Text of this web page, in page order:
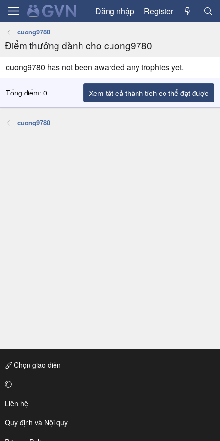
Đăng nhập Register
cuong9780
Điểm thưởng dành cho cuong9780
cuong9780 has not been awarded any trophies yet.
Tổng điểm: 0 Xem tất cả thành tích có thể đạt được
cuong9780
Chọn giao diện
Liên hệ
Quy định và Nội quy